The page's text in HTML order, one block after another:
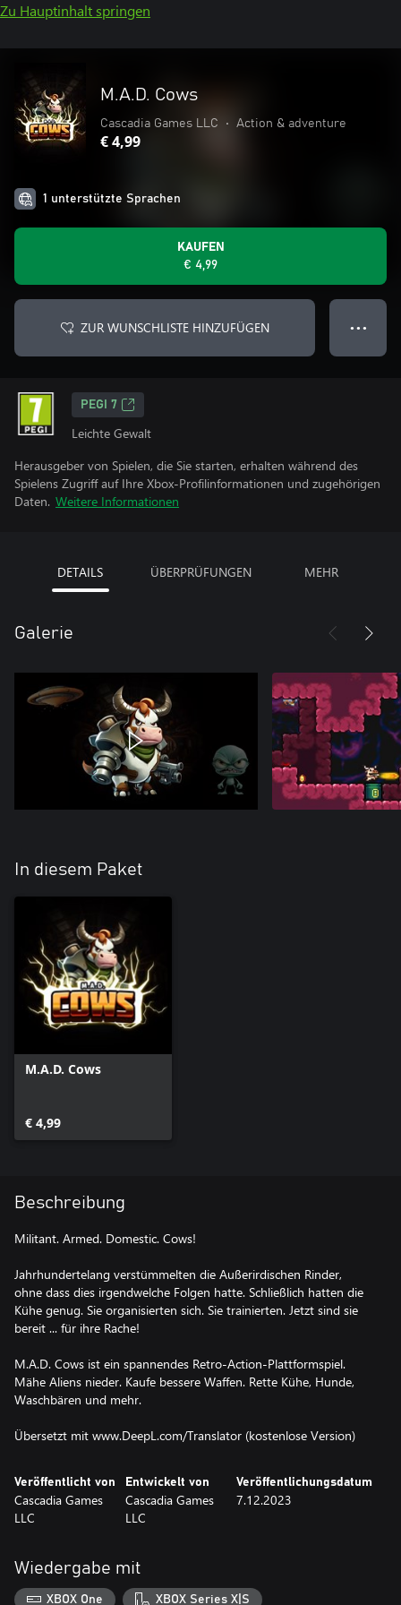
Zu Hauptinhalt springen
M.A.D. Cows
Cascadia Games LLC • Action & adventure
€ 4,99
1 unterstützte Sprachen
KAUFEN
€ 4,99
ZUR WUNSCHLISTE HINZUFÜGEN ● ● ●
PEGI 7
Leichte Gewalt
Herausgeber von Spielen, die Sie starten, erhalten während des
Spielens Zugriff auf Ihre Xbox-Profilinformationen und zugehörigen
Daten. Weitere Informationen
DETAILS ÜBERPRÜFUNGEN MEHR
Galerie
In diesem Paket
M.A.D. Cows
€ 4,99
Beschreibung
Militant. Armed. Domestic. Cows!
Jahrhundertelang verstümmelten die Außerirdischen Rinder,
ohne dass dies irgendwelche Folgen hatte. Schließlich hatten die
Kühe genug. Sie organisierten sich. Sie trainierten. Jetzt sind sie
bereit ... für ihre Rache!
M.A.D. Cows ist ein spannendes Retro-Action-Plattformspiel.
Mähe Aliens nieder. Kaufe bessere Waffen. Rette Kühe, Hunde,
Waschbären und mehr.
Übersetzt mit www.DeepL.com/Translator (kostenlose Version)
Veröffentlicht von
Cascadia Games
LLC
Entwickelt von
Cascadia Games
LLC
Veröffentlichungsdatum
7.12.2023
Wiedergabe mit
XBOX One XBOX Series X|S